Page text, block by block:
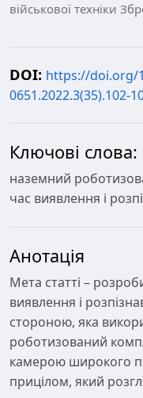
військової техніки
DOI: https://doi.org/
0651.2022.3(35).102-
Ключові слова:
наземний
час виявлення і
Анотація
Мета статті –
виявлення і
стороною, яка
роботизований
камерою широкого
прицілом, який